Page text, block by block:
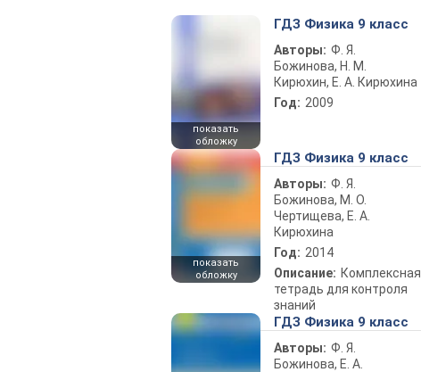
показать
обложку
ГДЗ Физика 9 класс
Авторы: Ф. Я.
Божинова, Н. М.
Кирюхин, Е. А. Кирюхина
Год: 2009
показать
обложку
ГДЗ Физика 9 класс
Авторы: Ф. Я.
Божинова, М. О.
Чертищева, Е. А.
Кирюхина
Год: 2014
Описание: Комплексная
тетрадь для контроля
знаний
ГДЗ Физика 9 класс
Авторы: Ф. Я.
Божинова, Е. А.